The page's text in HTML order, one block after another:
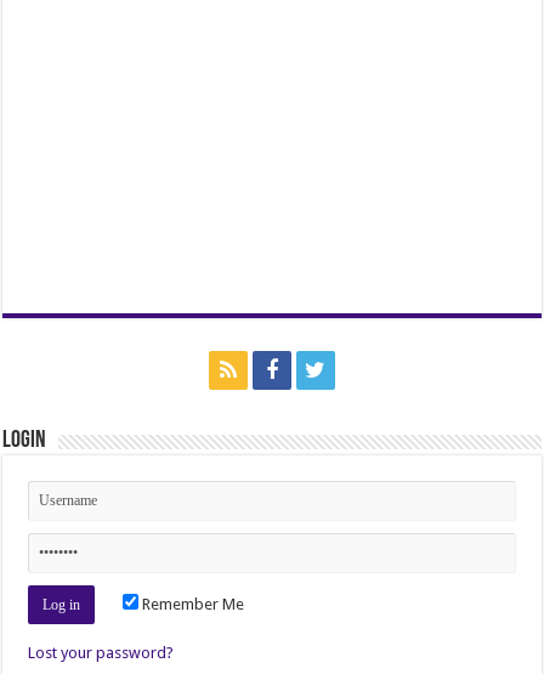
Login
Remember Me
Lost your password?